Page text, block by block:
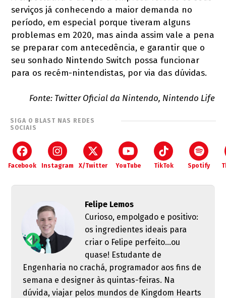
serviços já conhecendo a maior demanda no
período, em especial porque tiveram alguns
problemas em 2020, mas ainda assim vale a pena
se preparar com antecedência, e garantir que o
seu sonhado Nintendo Switch possa funcionar
para os recém-nintendistas, por via das dúvidas.
Fonte: Twitter Oficial da Nintendo, Nintendo Life
SIGA O BLAST NAS REDES
SOCIAIS
Facebook Instagram X/Twitter YouTube TikTok Spotify
Felipe Lemos
Curioso, empolgado e positivo:
os ingredientes ideais para
criar o Felipe perfeito...ou
quase! Estudante de
Engenharia no crachá, programador aos fins de
semana e designer às quintas-feiras. Na
dúvida, viajar pelos mundos de Kingdom Hearts